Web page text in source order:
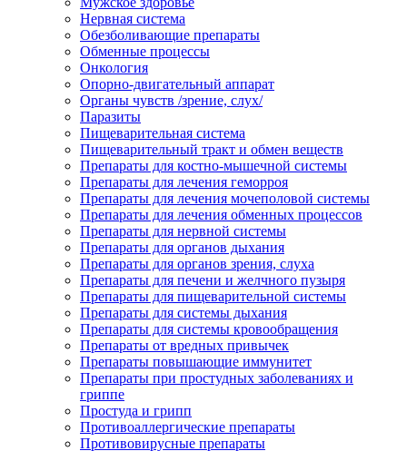
Нервная система
Обезболивающие препараты
Обменные процессы
Онкология
Опорно-двигательный аппарат
Органы чувств /зрение, слух/
Паразиты
Пищеварительная система
Пищеварительный тракт и обмен веществ
Препараты для костно-мышечной системы
Препараты для лечения геморроя
Препараты для лечения мочеполовой системы
Препараты для лечения обменных процессов
Препараты для нервной системы
Препараты для органов дыхания
Препараты для органов зрения, слуха
Препараты для печени и желчного пузыря
Препараты для пищеварительной системы
Препараты для системы дыхания
Препараты для системы кровообращения
Препараты от вредных привычек
Препараты повышающие иммунитет
Препараты при простудных заболеваниях и
гриппе
Простуда и грипп
Противоаллергические препараты
Противовирусные препараты